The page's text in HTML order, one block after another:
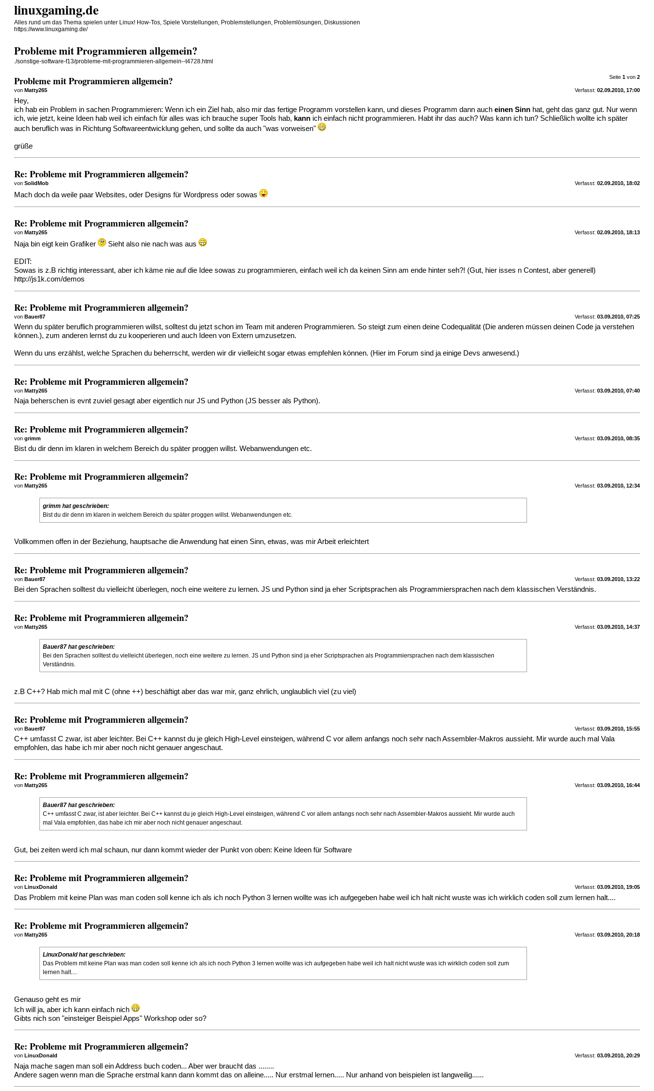
linuxgaming.de
Alles rund um das Thema spielen unter Linux! How-Tos, Spiele Vorstellungen, Problemstellungen, Problemlösungen, Diskussionen
https://www.linuxgaming.de/
Probleme mit Programmieren allgemein?
./sonstige-software-f13/probleme-mit-programmieren-allgemein--t4728.html
Seite 1von 2
Probleme mit Programmieren allgemein?
Verfasst: 02.09.2010, 17:00
vonMatty265
Hey,
ich hab ein Problem in sachen Programmieren: Wenn ich ein Ziel hab, also mir das fertige Programm vorstellen kann, und dieses Programm dann aucheinen Sinn hat, geht das ganz gut. Nur wenn
ich, wie jetzt, keine Ideen hab weil ich einfach für alles was ich brauche super Tools hab, kann ich einfach nicht programmieren. Habt ihr das auch? Was kann ich tun? Schließlich wollte ich später
auch beruflich was in Richtung Softwareentwicklung gehen, und sollte da auch "was vorweisen"
grüße
Re: Probleme mit Programmieren allgemein?
Verfasst: 02.09.2010, 18:02
vonSolidMob
Mach doch da weile paar Websites, oder Designs für Wordpress oder sowas
Re: Probleme mit Programmieren allgemein?
Verfasst: 02.09.2010, 18:13
vonMatty265
Naja bin eigt kein Grafiker Sieht also nie nach was aus
EDIT:
Sowas is z.B richtig interessant, aber ich käme nie auf die Idee sowas zu programmieren, einfach weil ich da keinen Sinn am ende hinter seh?! (Gut, hier isses n Contest, aber generell)
http://js1k.com/demos
Re: Probleme mit Programmieren allgemein?
Verfasst: 03.09.2010, 07:25
vonBauer87
Wenn du später beruflich programmieren willst, solltest du jetzt schon im Team mit anderen Programmieren. So steigt zum einen deine Codequalität (Die anderen müssen deinen Code ja verstehen
können.), zum anderen lernst du zu kooperieren und auch Ideen von Extern umzusetzen.
Wenn du uns erzählst, welche Sprachen du beherrscht, werden wir dir vielleicht sogar etwas empfehlen können. (Hier im Forum sind ja einige Devs anwesend.)
Re: Probleme mit Programmieren allgemein?
Verfasst: 03.09.2010, 07:40
vonMatty265
Naja beherschen is evnt zuviel gesagt aber eigentlich nur JS und Python (JS besser als Python).
Re: Probleme mit Programmieren allgemein?
Verfasst: 03.09.2010, 08:35
vongrimm
Bist du dir denn im klaren in welchem Bereich du später proggen willst. Webanwendungen etc.
Re: Probleme mit Programmieren allgemein?
Verfasst: 03.09.2010, 12:34
von Matty265
grimm hat geschrieben:
Bist du dir denn im klaren in welchem Bereich du später proggen willst. Webanwendungen etc.
Vollkommen offen in der Beziehung, hauptsache die Anwendung hat einen Sinn, etwas, was mir Arbeit erleichtert
Re: Probleme mit Programmieren allgemein?
Verfasst: 03.09.2010, 13:22
vonBauer87
Bei den Sprachen solltest du vielleicht überlegen, noch eine weitere zu lernen. JS und Python sind ja eher Scriptsprachen als Programmiersprachen nach dem klassischen Verständnis.
Re: Probleme mit Programmieren allgemein?
Verfasst: 03.09.2010, 14:37
vonMatty265
Bauer87 hat geschrieben:
Bei den Sprachen solltest du vielleicht überlegen, noch eine weitere zu lernen. JS und Python sind ja eher Scriptsprachen als Programmiersprachen nach dem klassischen
Verständnis.
z.B C++? Hab mich mal mit C (ohne ++) beschäftigt aber das war mir, ganz ehrlich, unglaublich viel (zu viel)
Re: Probleme mit Programmieren allgemein?
Verfasst: 03.09.2010, 15:55
vonBauer87
C++ umfasst C zwar, ist aber leichter. Bei C++ kannst du je gleich High-Level einsteigen, während C vor allem anfangs noch sehr nach Assembler-Makros aussieht. Mir wurde auch mal Vala
empfohlen, das habe ich mir aber noch nicht genauer angeschaut.
Re: Probleme mit Programmieren allgemein?
Verfasst: 03.09.2010, 16:44
vonMatty265
Bauer87 hat geschrieben:
C++ umfasst C zwar, ist aber leichter. Bei C++ kannst du je gleich High-Level einsteigen, während C vor allem anfangs noch sehr nach Assembler-Makros aussieht. Mir wurde auch
mal Vala empfohlen, das habe ich mir aber noch nicht genauer angeschaut.
Gut, bei zeiten werd ich mal schaun, nur dann kommt wieder der Punkt von oben: Keine Ideen für Software
Re: Probleme mit Programmieren allgemein?
Verfasst: 03.09.2010, 19:05
vonLinuxDonald
Das Problem mit keine Plan was man coden soll kenne ich als ich noch Python 3 lernen wollte was ich aufgegeben habe weil ich halt nicht wuste was ich wirklich coden soll zum lernen halt....
Re: Probleme mit Programmieren allgemein?
Verfasst: 03.09.2010, 20:18
vonMatty265
LinuxDonald hat geschrieben:
Das Problem mit keine Plan was man coden soll kenne ich als ich noch Python 3 lernen wollte was ich aufgegeben habe weil ich halt nicht wuste was ich wirklich coden soll zum
lernen halt....
Genauso geht es mir
Ich will ja, aber ich kann einfach nich
Gibts nich son "einsteiger Beispiel Apps" Workshop oder so?
Re: Probleme mit Programmieren allgemein?
Verfasst: 03.09.2010, 20:29
vonLinuxDonald
Naja mache sagen man soll ein Address buch coden... Aber wer braucht das ........
Andere sagen wenn man die Sprache erstmal kann dann kommt das on alleine..... Nur erstmal lernen..... Nur anhand von beispielen ist langweilig......